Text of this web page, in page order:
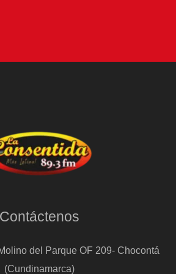
Contáctenos
del Parque OF 209- Chocontá
(Cundinamarca)